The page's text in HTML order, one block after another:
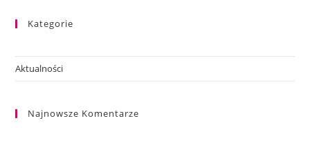
Kategorie
Aktualności
Najnowsze Komentarze